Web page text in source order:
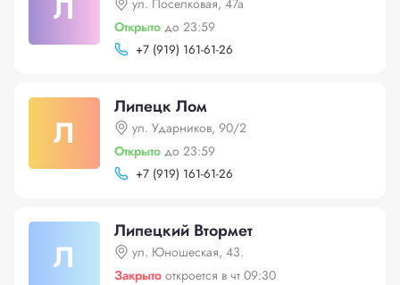
Л
ул. Поселковая, 47а
Открыто до 23:59
+7 (919) 161-61-26
Л
Липецк Лом
ул. Ударников, 90/2
Открыто до 23:59
+7 (919) 161-61-26
Л
Липецкий Втормет
ул. Юношеская, 43.
Закрыто откроется в чт 09:30